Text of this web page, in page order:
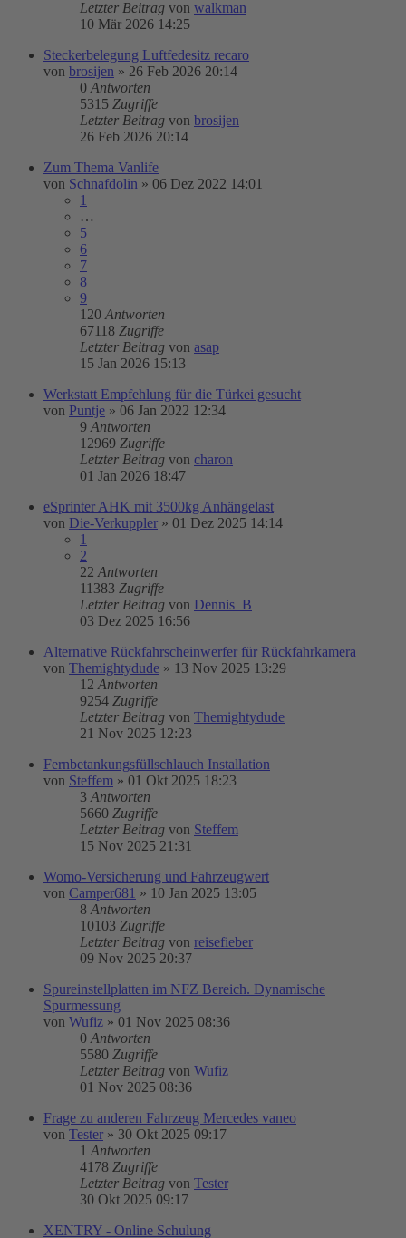
Letzter Beitrag von walkman
10 Mär 2026 14:25
Steckerbelegung Luftfedesitz recaro
von brosijen » 26 Feb 2026 20:14
0 Antworten
5315 Zugriffe
Letzter Beitrag von brosijen
26 Feb 2026 20:14
Zum Thema Vanlife
von Schnafdolin » 06 Dez 2022 14:01
1
…
5
6
7
8
9
120 Antworten
67118 Zugriffe
Letzter Beitrag von asap
15 Jan 2026 15:13
Werkstatt Empfehlung für die Türkei gesucht
von Puntje » 06 Jan 2022 12:34
9 Antworten
12969 Zugriffe
Letzter Beitrag von charon
01 Jan 2026 18:47
eSprinter AHK mit 3500kg Anhängelast
von Die-Verkuppler » 01 Dez 2025 14:14
1
2
22 Antworten
11383 Zugriffe
Letzter Beitrag von Dennis_B
03 Dez 2025 16:56
Alternative Rückfahrscheinwerfer für Rückfahrkamera
von Themightydude » 13 Nov 2025 13:29
12 Antworten
9254 Zugriffe
Letzter Beitrag von Themightydude
21 Nov 2025 12:23
Fernbetankungsfüllschlauch Installation
von Steffem » 01 Okt 2025 18:23
3 Antworten
5660 Zugriffe
Letzter Beitrag von Steffem
15 Nov 2025 21:31
Womo-Versicherung und Fahrzeugwert
von Camper681 » 10 Jan 2025 13:05
8 Antworten
10103 Zugriffe
Letzter Beitrag von reisefieber
09 Nov 2025 20:37
Spureinstellplatten im NFZ Bereich. Dynamische
Spurmessung
von Wufiz » 01 Nov 2025 08:36
0 Antworten
5580 Zugriffe
Letzter Beitrag von Wufiz
01 Nov 2025 08:36
Frage zu anderen Fahrzeug Mercedes vaneo
von Tester » 30 Okt 2025 09:17
1 Antworten
4178 Zugriffe
Letzter Beitrag von Tester
30 Okt 2025 09:17
XENTRY - Online Schulung